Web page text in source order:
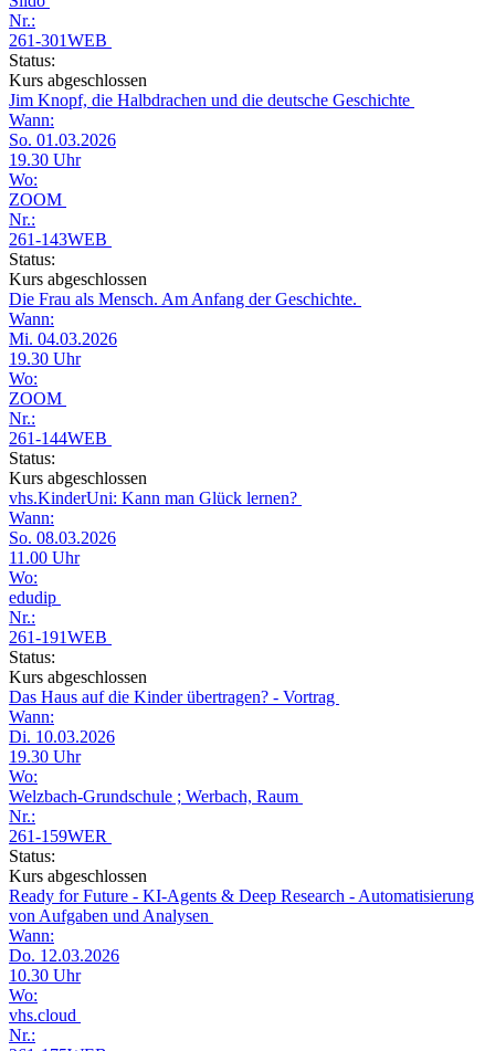
Nr.:
261-301WEB
Status:
Kurs abgeschlossen
Jim Knopf, die Halbdrachen und die deutsche Geschichte
Wann:
So. 01.03.2026
19.30 Uhr
Wo:
ZOOM
Nr.:
261-143WEB
Status:
Kurs abgeschlossen
Die Frau als Mensch. Am Anfang der Geschichte.
Wann:
Mi. 04.03.2026
19.30 Uhr
Wo:
ZOOM
Nr.:
261-144WEB
Status:
Kurs abgeschlossen
vhs.KinderUni: Kann man Glück lernen?
Wann:
So. 08.03.2026
11.00 Uhr
Wo:
edudip
Nr.:
261-191WEB
Status:
Kurs abgeschlossen
Das Haus auf die Kinder übertragen? - Vortrag
Wann:
Di. 10.03.2026
19.30 Uhr
Wo:
Welzbach-Grundschule ; Werbach, Raum
Nr.:
261-159WER
Status:
Kurs abgeschlossen
Ready for Future - KI-Agents & Deep Research - Automatisierung
von Aufgaben und Analysen
Wann:
Do. 12.03.2026
10.30 Uhr
Wo:
vhs.cloud
Nr.: